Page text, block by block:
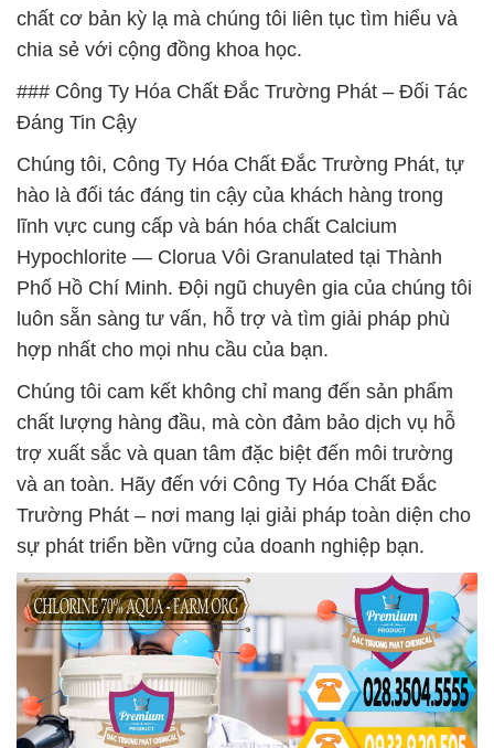
chất cơ bản kỳ lạ mà chúng tôi liên tục tìm hiểu và
chia sẻ với cộng đồng khoa học.
### Công Ty Hóa Chất Đắc Trường Phát – Đối Tác
Đáng Tin Cậy
Chúng tôi, Công Ty Hóa Chất Đắc Trường Phát, tự
hào là đối tác đáng tin cậy của khách hàng trong
lĩnh vực cung cấp và bán hóa chất Calcium
Hypochlorite — Clorua Vôi Granulated tại Thành
Phố Hồ Chí Minh. Đội ngũ chuyên gia của chúng tôi
luôn sẵn sàng tư vấn, hỗ trợ và tìm giải pháp phù
hợp nhất cho mọi nhu cầu của bạn.
Chúng tôi cam kết không chỉ mang đến sản phẩm
chất lượng hàng đầu, mà còn đảm bảo dịch vụ hỗ
trợ xuất sắc và quan tâm đặc biệt đến môi trường
và an toàn. Hãy đến với Công Ty Hóa Chất Đắc
Trường Phát – nơi mang lại giải pháp toàn diện cho
sự phát triển bền vững của doanh nghiệp bạn.